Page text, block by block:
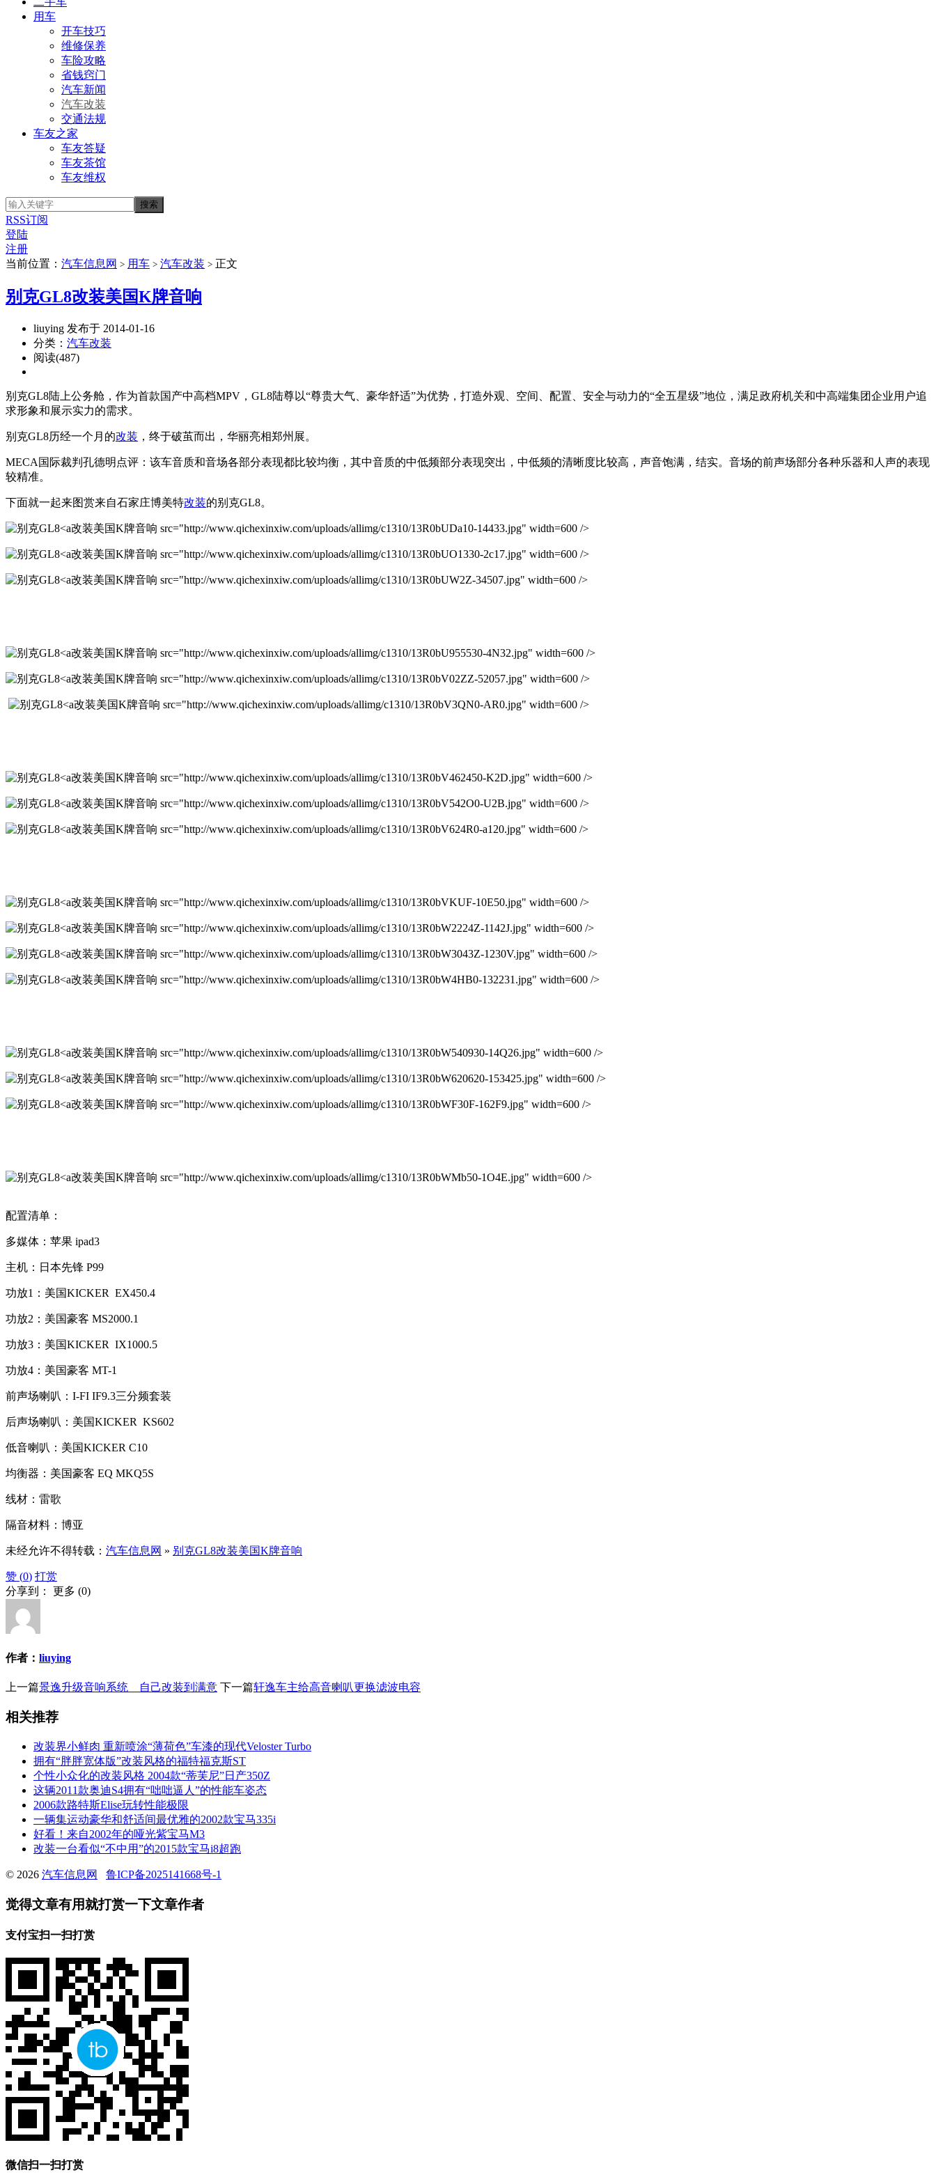
用车
开车技巧
维修保养
车险攻略
省钱窍门
汽车新闻
汽车改装
交通法规
车友之家
车友答疑
车友茶馆
车友维权
RSS订阅
登陆
注册
当前位置： 汽车信息网 > 用车 > 汽车改装 > 正文
别克GL8改装美国K牌音响
liuying 发布于 2014-01-16
分类： 汽车改装
阅读(487)
别克GL8陆上公务舱，作为首款国产中高档MPV，GL8陆尊以“尊贵大气、豪华舒适”为优势，打造外观、空间、配置、安全与动力的“全五星级”地位，满足政府机关和中高端集团企业用户追
求形象和展示实力的需求。
别克GL8历经一个月的改装 ，终于破茧而出，华丽亮相郑州展。
MECA国际裁判孔德明点评：该车音质和音场各部分表现都比较均衡，其中音质的中低频部分表现突出，中低频的清晰度比较高，声音饱满，结实。音场的前声场部分各种乐器和人声的表现
较精准。
下面就一起来图赏来自石家庄博美特改装的别克GL8。
改装美国K牌音响 src="http://www.qichexinxiw.com/uploads/allimg/c1310/13R0bUDa10-14433.jpg" width=600 />
改装美国K牌音响 src="http://www.qichexinxiw.com/uploads/allimg/c1310/13R0bUO1330-2c17.jpg" width=600 />
改装美国K牌音响 src="http://www.qichexinxiw.com/uploads/allimg/c1310/13R0bUW2Z-34507.jpg" width=600 />
改装美国K牌音响 src="http://www.qichexinxiw.com/uploads/allimg/c1310/13R0bU955530-4N32.jpg" width=600 />
改装美国K牌音响 src="http://www.qichexinxiw.com/uploads/allimg/c1310/13R0bV02ZZ-52057.jpg" width=600 />
改装美国K牌音响 src="http://www.qichexinxiw.com/uploads/allimg/c1310/13R0bV3QN0-AR0.jpg" width=600 />
改装美国K牌音响 src="http://www.qichexinxiw.com/uploads/allimg/c1310/13R0bV462450-K2D.jpg" width=600 />
改装美国K牌音响 src="http://www.qichexinxiw.com/uploads/allimg/c1310/13R0bV542O0-U2B.jpg" width=600 />
改装美国K牌音响 src="http://www.qichexinxiw.com/uploads/allimg/c1310/13R0bV624R0-a120.jpg" width=600 />
改装美国K牌音响 src="http://www.qichexinxiw.com/uploads/allimg/c1310/13R0bVKUF-10E50.jpg" width=600 />
改装美国K牌音响 src="http://www.qichexinxiw.com/uploads/allimg/c1310/13R0bW2224Z-1142J.jpg" width=600 />
改装美国K牌音响 src="http://www.qichexinxiw.com/uploads/allimg/c1310/13R0bW3043Z-1230V.jpg" width=600 />
改装美国K牌音响 src="http://www.qichexinxiw.com/uploads/allimg/c1310/13R0bW4HB0-132231.jpg" width=600 />
改装美国K牌音响 src="http://www.qichexinxiw.com/uploads/allimg/c1310/13R0bW540930-14Q26.jpg" width=600 />
改装美国K牌音响 src="http://www.qichexinxiw.com/uploads/allimg/c1310/13R0bW620620-153425.jpg" width=600 />
改装美国K牌音响 src="http://www.qichexinxiw.com/uploads/allimg/c1310/13R0bWF30F-162F9.jpg" width=600 />
改装美国K牌音响 src="http://www.qichexinxiw.com/uploads/allimg/c1310/13R0bWMb50-1O4E.jpg" width=600 />
配置清单：
多媒体：苹果 ipad3
主机：日本先锋 P99
功放1：美国KICKER EX450.4
功放2：美国豪客 MS2000.1
功放3：美国KICKER IX1000.5
功放4：美国豪客 MT-1
前声场喇叭：I-FI IF9.3三分频套装
后声场喇叭：美国KICKER KS602
低音喇叭：美国KICKER C10
均衡器：美国豪客 EQ MKQ5S
线材：雷歌
隔音材料：博亚
未经允许不得转载： 汽车信息网 » 别克GL8改装美国K牌音响
赞 (0) 打赏
分享到： 更多 (0)
作者： liuying
上一篇景逸升级音响系统 自己改装到满意 下一篇轩逸车主给高音喇叭更换滤波电容
相关推荐
改装界小鲜肉 重新喷涂“薄荷色”车漆的现代Veloster Turbo
拥有“胖胖宽体版”改装风格的福特福克斯ST
个性小众化的改装风格 2004款“蒂芙尼”日产350Z
这辆2011款奥迪S4拥有“咄咄逼人”的性能车姿态
2006款路特斯Elise玩转性能极限
一辆集运动豪华和舒适间最优雅的2002款宝马335i
好看！来自2002年的哑光紫宝马M3
改装一台看似“不中用”的2015款宝马i8超跑
© 2026 汽车信息网 鲁ICP备2025141668号-1
觉得文章有用就打赏一下文章作者
支付宝扫一扫打赏
微信扫一扫打赏